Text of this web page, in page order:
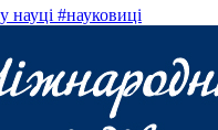
науці #науковиці